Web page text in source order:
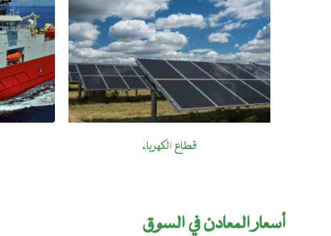
قطاع الكهرباء
أسعار المعادن في السوق